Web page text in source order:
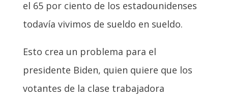
el 65 por ciento de los estadounidenses
todavía vivimos de sueldo en sueldo.
Esto crea un problema para el
presidente Biden, quien quiere que los
votantes de la clase trabajadora